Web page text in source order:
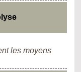
les moyens